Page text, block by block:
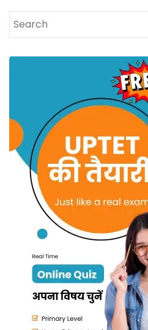
Search
for: